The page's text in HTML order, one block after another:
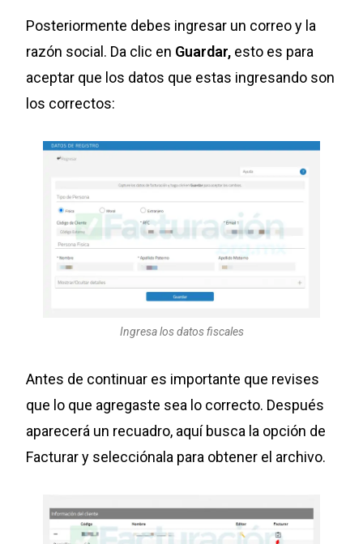
Posteriormente debes ingresar un correo y la
razón social. Da clic en Guardar, esto es para
aceptar que los datos que estas ingresando son
los correctos:
Ingresa los datos fiscales
Antes de continuar es importante que revises
que lo que agregaste sea lo correcto. Después
aparecerá un recuadro, aquí busca la opción de
Facturar y selecciónala para obtener el archivo.